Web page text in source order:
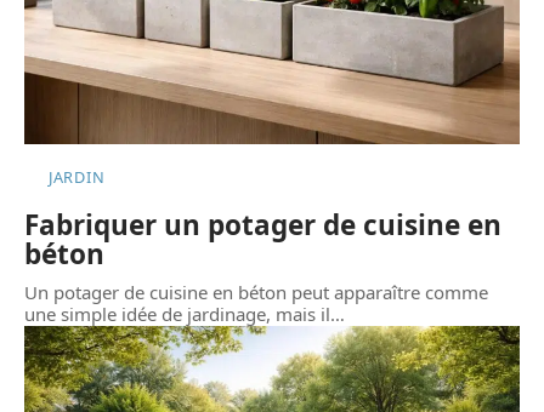
JARDIN
Fabriquer un potager de cuisine en
béton
Un potager de cuisine en béton peut apparaître comme
une simple idée de jardinage, mais il…